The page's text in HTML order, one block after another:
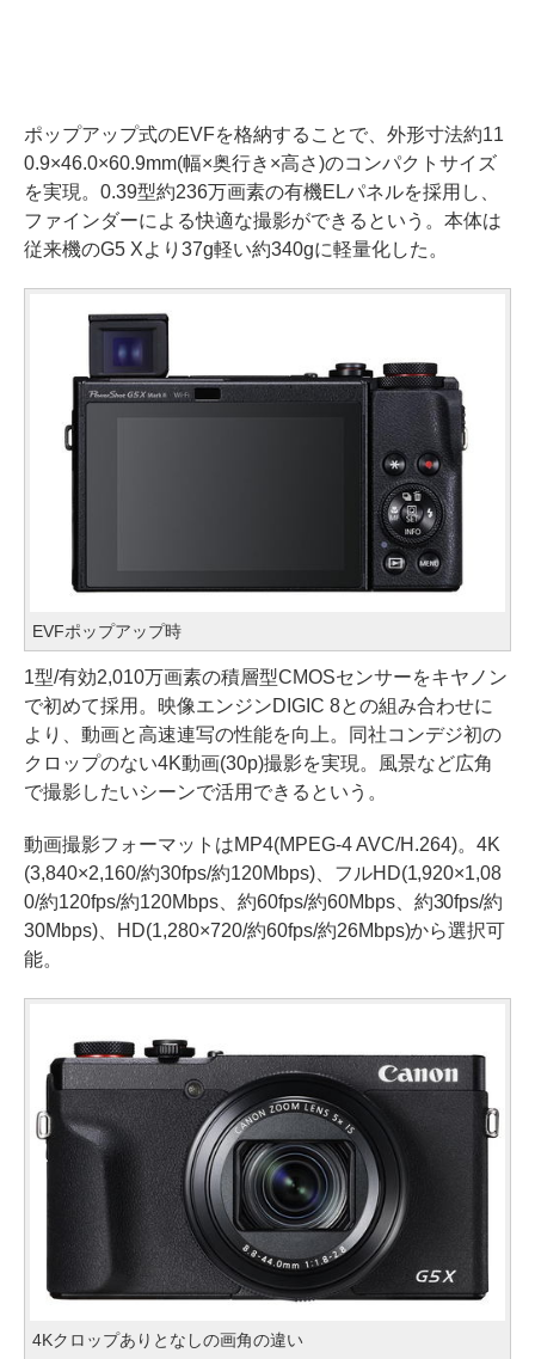
ポップアップ式のEVFを格納することで、外形寸法約11
0.9×46.0×60.9mm(幅×奥行き×高さ)のコンパクトサイズ
を実現。0.39型約236万画素の有機ELパネルを採用し、
ファインダーによる快適な撮影ができるという。本体は
従来機のG5 Xより37g軽い約340gに軽量化した。
EVFポップアップ時
1型/有効2,010万画素の積層型CMOSセンサーをキヤノン
で初めて採用。映像エンジンDIGIC 8との組み合わせに
より、動画と高速連写の性能を向上。同社コンデジ初の
クロップのない4K動画(30p)撮影を実現。風景など広角
で撮影したいシーンで活用できるという。
動画撮影フォーマットはMP4(MPEG-4 AVC/H.264)。4K
(3,840×2,160/約30fps/約120Mbps)、フルHD(1,920×1,08
0/約120fps/約120Mbps、約60fps/約60Mbps、約30fps/約
30Mbps)、HD(1,280×720/約60fps/約26Mbps)から選択可
能。
4Kクロップありとなしの画角の違い